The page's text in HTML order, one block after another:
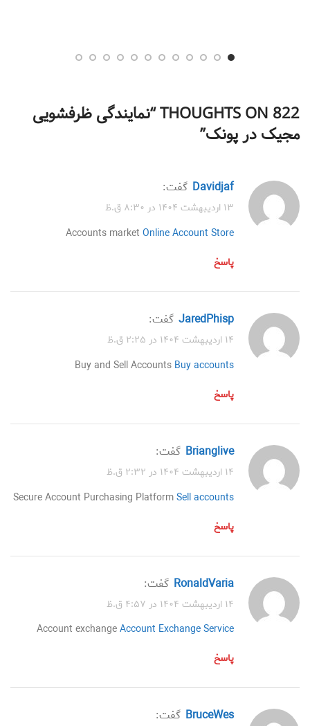
822 THOUGHTS ON “
نمایندگی ظرفشویی
مجیک در پونک”
Davidjaf گفت:
۱۳ اردیبهشت ۱۴۰۴ در ۸:۳۰ ق.ظ
Accounts market Online Account Store
پاسخ
JaredPhisp گفت:
۱۴ اردیبهشت ۱۴۰۴ در ۲:۲۵ ق.ظ
Buy and Sell Accounts Buy accounts
پاسخ
Brianglive گفت:
۱۴ اردیبهشت ۱۴۰۴ در ۲:۳۲ ق.ظ
Secure Account Purchasing PlatformSell accounts
پاسخ
RonaldVaria گفت:
۱۴ اردیبهشت ۱۴۰۴ در ۴:۵۷ ق.ظ
Account exchangeAccount Exchange Service
پاسخ
BruceWes گفت: